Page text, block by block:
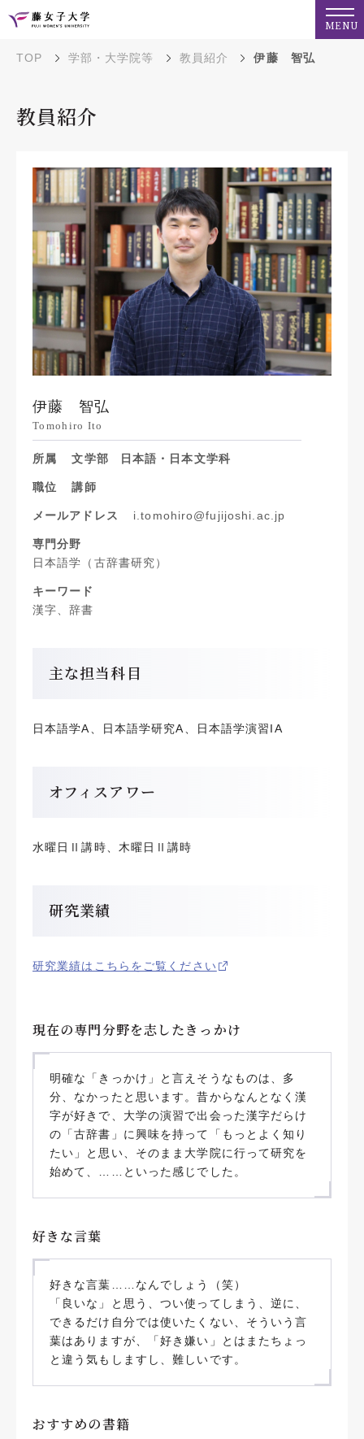
MENU
TOP 学部・大学院等 教員紹介 伊藤 智弘
教員紹介
伊藤 智弘
Tomohiro Ito
所属 文学部 日本語・日本文学科
職位 講師
メールアドレス i.tomohiro@fujijoshi.ac.jp
専門分野
日本語学（古辞書研究）
キーワード
漢字、辞書
主な担当科目
日本語学A、日本語学研究A、日本語学演習IA
オフィスアワー
水曜日Ⅱ講時、木曜日Ⅱ講時
研究業績
研究業績はこちらをご覧ください
現在の専門分野を志したきっかけ
明確な「きっかけ」と言えそうなものは、多
分、なかったと思います。昔からなんとなく漢
字が好きで、大学の演習で出会った漢字だらけ
の「古辞書」に興味を持って「もっとよく知り
たい」と思い、そのまま大学院に行って研究を
始めて、……といった感じでした。
好きな言葉
好きな言葉……なんでしょう（笑）
「良いな」と思う、つい使ってしまう、逆に、
できるだけ自分では使いたくない、そういう言
葉はありますが、「好き嫌い」とはまたちょっ
と違う気もしますし、難しいです。
おすすめの書籍